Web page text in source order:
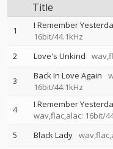
Title
1 I Remember
16bit/44.1kHz
2 Love's Unkind
3 Back In Love Again
16bit/44.1kHz
4
I Remember
wav,flac,alac: 16bit/
5 Black Lady